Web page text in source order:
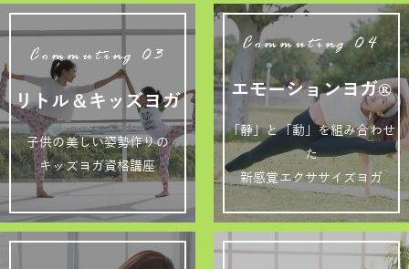
Commuting 03
リトル＆キッズヨガ
子供の美しい姿勢作りの
キッズヨガ資格講座
Commuting 04
エモーションヨガ®
「静」と「動」を組み合わせ
た
新感覚エクササイズヨガ